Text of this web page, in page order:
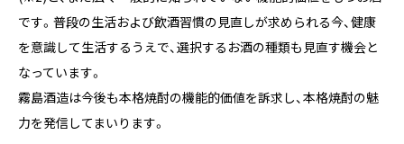
です。普段の生活および飲酒習慣の見直しが求められる今、健康
を意識して生活するうえで、選択するお酒の種類も見直す機会と
なっています。
霧島酒造は今後も本格焼酎の機能的価値を訴求し、本格焼酎の魅
力を発信してまいります。